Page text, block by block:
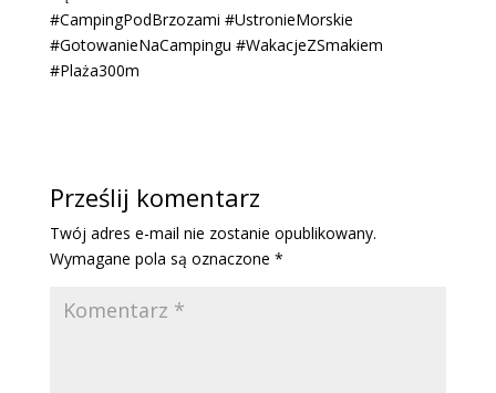
#CampingPodBrzozami #UstronieMorskie
#GotowanieNaCampingu #WakacjeZSmakiem
#Plaża300m
Prześlij komentarz
Twój adres e-mail nie zostanie opublikowany.
Wymagane pola są oznaczone *